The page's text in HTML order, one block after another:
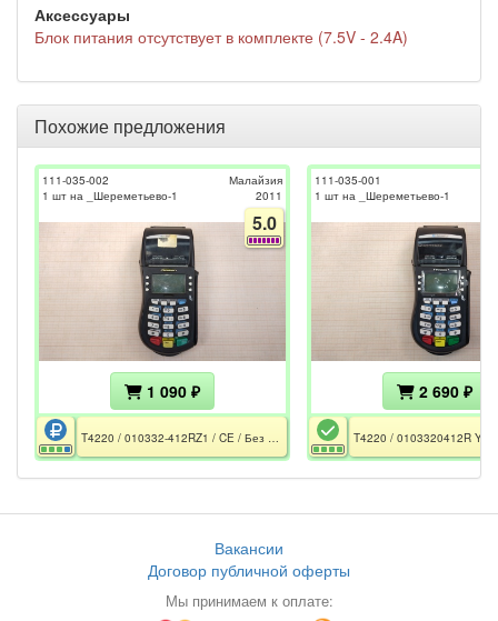
Аксессуары
Блок питания отсутствует в комплекте (7.5V - 2.4A)
Похожие предложения
111-035-002
1 шт на _Шереметьево-1
Малайзия
2011
5.0
1 090 ₽
T4220 / 010332-412RZ1 / CE / Без БП
111-035-001
1 шт на _Шереметьево-1
2 690 ₽
Вакансии
Договор публичной оферты
Мы принимаем к оплате: